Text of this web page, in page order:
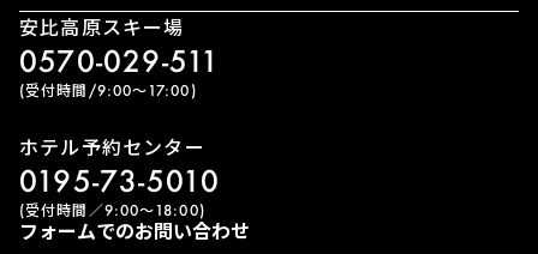
安比高原スキー場
0570-029-511
(受付時間/9:00〜17:00)
ホテル予約センター
0195-73-5010
(受付時間／9:00〜18:00)
フォームでのお問い合わせ